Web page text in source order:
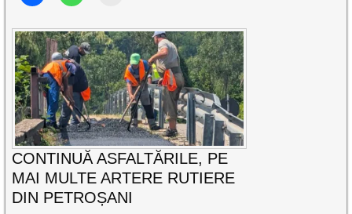
CONTINUĂ ASFALTĂRILE, PE
MAI MULTE ARTERE RUTIERE
DIN PETROȘANI